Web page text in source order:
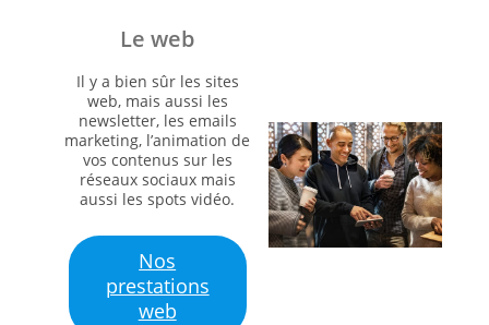
Le web
Il y a bien sûr les sites
web, mais aussi les
newsletter, les emails
marketing, l’animation de
vos contenus sur les
réseaux sociaux mais
aussi les spots vidéo.
Nos
prestations
web